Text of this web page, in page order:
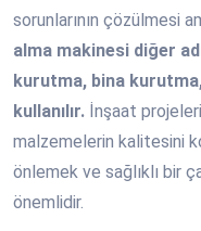
sorunlarının çözülmesi
alma makinesi diğer
kurutma, bina
kullanılır. İnşaat
malzemelerin kalitesini
önlemek ve sağlıklı bir
önemlidir.